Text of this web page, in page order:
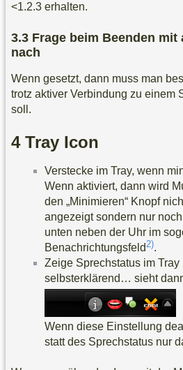
<1.2.3 erhalten.
Frage beim Beenden
nach
Wenn gesetzt, dann muss man
trotz aktiver Verbindung zu einem
soll.
Tray Icon
Verstecke im Tray, wenn
Wenn aktiviert, dann wird
den „Minimieren“ Knopf
angezeigt sondern nur
unten neben der Uhr im
Benachrichtungsfeld2).
Zeige Sprechstatus im Tray
selbsterklärend… sieht
Wenn diese Einstellung
statt des Sprechstatus nur